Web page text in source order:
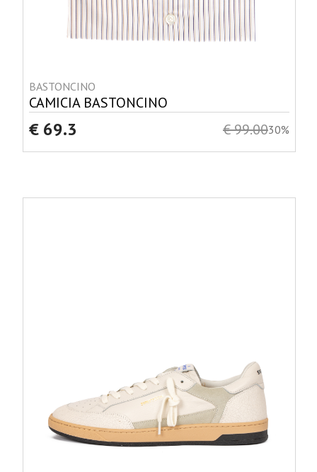
BASTONCINO
CAMICIA BASTONCINO
€ 69.3 € 99.0030%